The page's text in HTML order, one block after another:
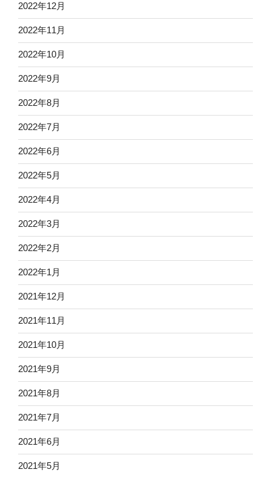
2022年12月
2022年11月
2022年10月
2022年9月
2022年8月
2022年7月
2022年6月
2022年5月
2022年4月
2022年3月
2022年2月
2022年1月
2021年12月
2021年11月
2021年10月
2021年9月
2021年8月
2021年7月
2021年6月
2021年5月